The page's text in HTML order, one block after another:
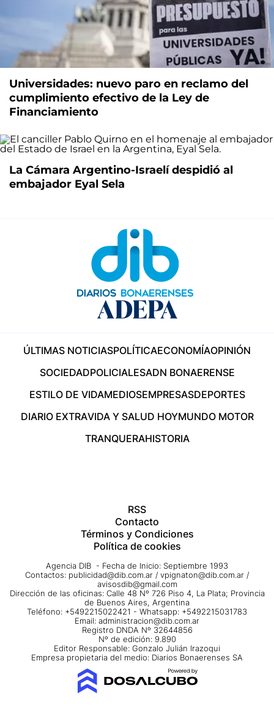
Universidades: nuevo paro en reclamo del
cumplimiento efectivo de la Ley de
Financiamiento
La Cámara Argentino-Israelí despidió al
embajador Eyal Sela
ÚLTIMAS NOTICIASPOLÍTICAECONOMÍAOPINIÓN
SOCIEDADPOLICIALESADN BONAERENSE
ESTILO DE VIDAMEDIOSEMPRESASDEPORTES
DIARIO EXTRAVIDA Y SALUD HOYMUNDO MOTOR
TRANQUERAHISTORIA
RSS
Contacto
Términos y Condiciones
Política de cookies
Agencia DIB - Fecha de Inicio: Septiembre 1993
Contactos: publicidad@dib.com.ar / vpignaton@dib.com.ar /
avisosdib@gmail.com
Dirección de las oficinas: Calle 48 Nº 726 Piso 4, La Plata; Provincia
de Buenos Aires, Argentina
Teléfono: +5492215022421 - Whatsapp: +5492215031783
Email: administracion@dib.com.ar
Registro DNDA Nº 32644856
Nº de edición: 9.890
Editor Responsable: Gonzalo Julián Irazoqui
Empresa propietaria del medio: Diarios Bonaerenses SA